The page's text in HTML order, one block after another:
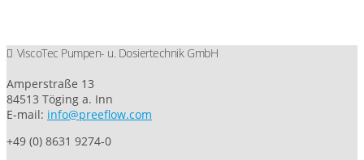
ViscoTec Pumpen- u. Dosiertechnik GmbH
Amperstraße 13
84513 Töging a. Inn
E-mail: info@preeflow.com
+49 (0) 8631 9274-0